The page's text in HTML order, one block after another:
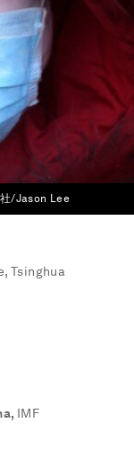
/Jason Lee
Tsinghua
, IMF